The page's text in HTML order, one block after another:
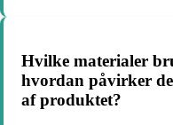
Hvilke materialer
hvordan påvirker
af produktet?